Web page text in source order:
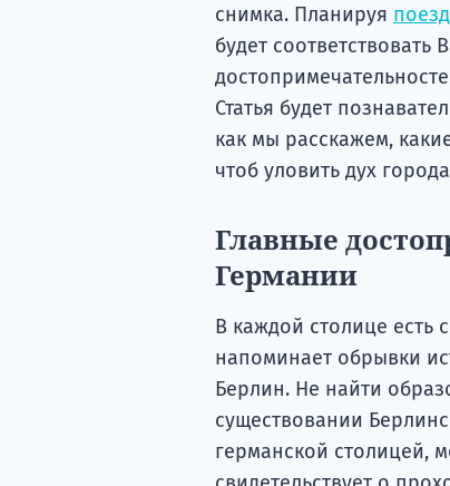
снимка. Планируя
будет
Статья будет
как мы расскажем,
чтоб уловить дух
Главные
Германии
В каждой столице есть
напоминает обрывки
Берлин. Не найти
существовании
германской столицей,